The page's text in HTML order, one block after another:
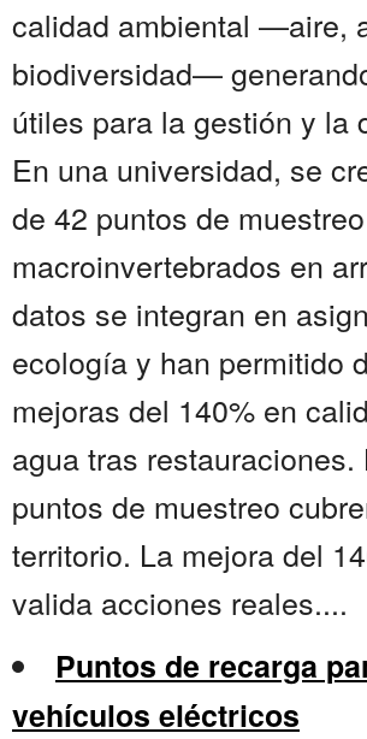
calidad ambiental —aire,
biodiversidad—
útiles para la gestión y la
En una universidad, se
de 42 puntos de
macroinvertebrados en
datos se integran en
ecología y han permitido
mejoras del 140% en
agua tras restauraciones.
puntos de muestreo
territorio. La mejora del
valida acciones reales....
Puntos de recarga
vehículos eléctricos